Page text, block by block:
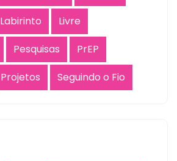
Labirinto
Livre
Pesquisas
PrEP
Projetos Seguindo o Fio